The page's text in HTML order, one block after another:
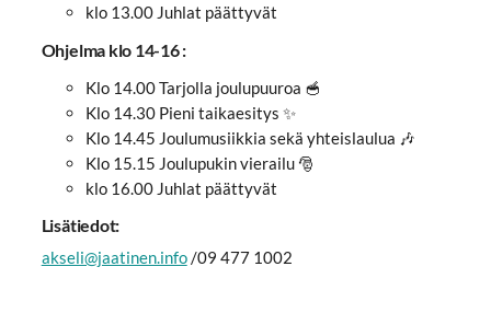
klo 13.00 Juhlat päättyvät
Ohjelma klo 14-16 :
Klo 14.00 Tarjolla joulupuuroa 🥣
Klo 14.30 Pieni taikaesitys ✨
Klo 14.45 Joulumusiikkia sekä yhteislaulua 🎶
Klo 15.15 Joulupukin vierailu 🎅
klo 16.00 Juhlat päättyvät
Lisätiedot:
akseli@jaatinen.info/09 477 1002